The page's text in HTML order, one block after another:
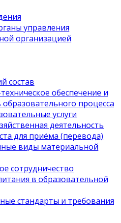
управления
организацией
состав
обеспечение и
процесса
услуги
деятельность
для приёма (перевода)
виды материальной
сотрудничество
в образовательной
стандарты и требования